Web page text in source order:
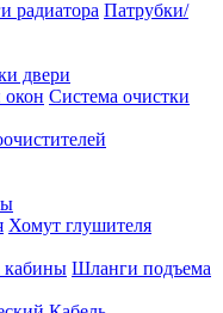
Патрубки/
двери
Система очистки
Хомут глушителя
Шланги подъема